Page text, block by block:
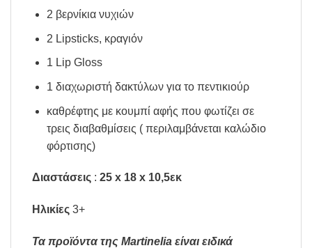
2 βερνίκια νυχιών
2 Lipsticks, κραγιόν
1 Lip Gloss
1 διαχωριστή δακτύλων για το πεντικιούρ
καθρέφτης με κουμπί αφής που φωτίζει σε
τρεις διαβαθμίσεις ( περιλαμβάνεται καλώδιο
φόρτισης)
Διαστάσεις : 25 x 18 x 10,5εκ
Ηλικίες 3+
Τα προϊόντα της Martinelia είναι ειδικά